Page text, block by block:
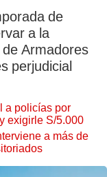
de
a la
Armadores
perjudicial
a policías por
exigirle S/5.000
a más de